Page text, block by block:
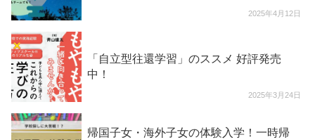
2025年4月12日
2025年3月24日
「自立型往還学習」のススメ 好評発売
中！
帰国子女・海外子女の体験入学！一時帰